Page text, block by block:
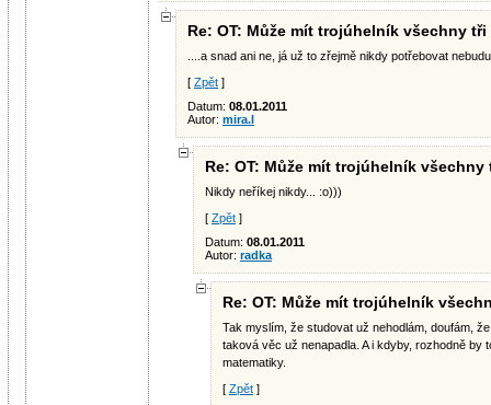
Re: OT: Může mít trojúhelník všechny
....a snad ani ne, já už to zřejmě nikdy potřebovat
[ Zpět ]
Datum: 08.01.2011
Autor: mira.l
Re: OT: Může mít trojúhelník
Nikdy neříkej nikdy... :o)))
[ Zpět ]
Datum: 08.01.2011
Autor: radka
Re: OT: Může mít trojúhelník
Tak myslím, že studovat už nehodlám, doufám,
taková věc už nenapadla. A i kdyby, rozhodně by
matematiky.
[ Zpět ]